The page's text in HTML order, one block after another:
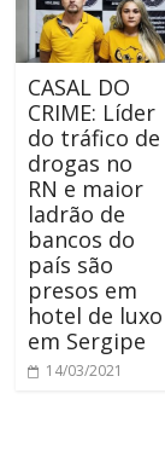
CASAL DO
CRIME: Líder
do tráfico de
drogas no
RN e maior
ladrão de
bancos do
país são
presos em
hotel de luxo
em Sergipe
14/03/2021